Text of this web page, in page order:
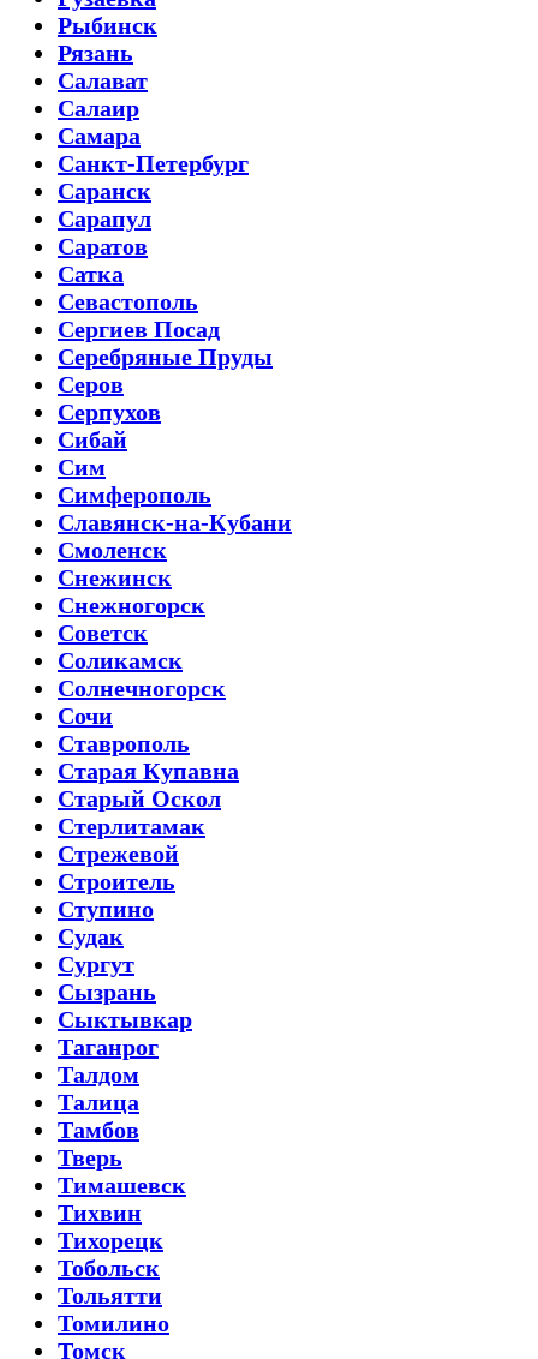
Рыбинск
Рязань
Салават
Салаир
Самара
Санкт-Петербург
Саранск
Сарапул
Саратов
Сатка
Севастополь
Сергиев Посад
Серебряные Пруды
Серов
Серпухов
Сибай
Сим
Симферополь
Славянск-на-Кубани
Смоленск
Снежинск
Снежногорск
Советск
Соликамск
Солнечногорск
Сочи
Ставрополь
Старая Купавна
Старый Оскол
Стерлитамак
Стрежевой
Строитель
Ступино
Судак
Сургут
Сызрань
Сыктывкар
Таганрог
Талдом
Талица
Тамбов
Тверь
Тимашевск
Тихвин
Тихорецк
Тобольск
Тольятти
Томилино
Томск